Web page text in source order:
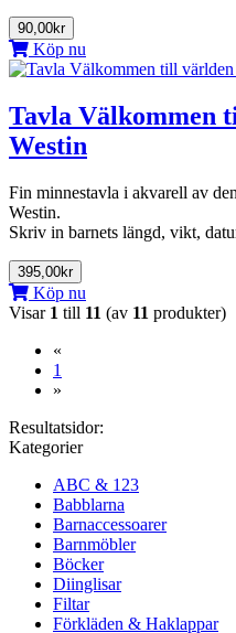
90,00kr
Köp nu
Tavla Välkommen
Westin
Fin minnestavla i akvarell av
Westin.
Skriv in barnets längd, vikt,
395,00kr
Köp nu
Visar 1 till 11 (av 11 produkter)
«
1
»
Resultatsidor:
Kategorier
ABC & 123
Babblarna
Barnaccessoarer
Barnmöbler
Böcker
Diinglisar
Filtar
Förkläden & Haklappar